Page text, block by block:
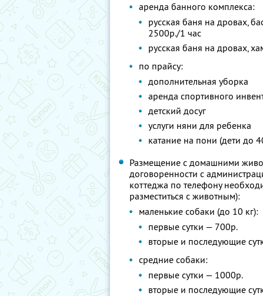
аренда банного комплекса:
русская баня на дровах,
2500р./1 час
русская баня на дровах,
по прайсу:
дополнительная уборка
аренда спортивного
детский досуг
услуги няни для ребенка
катание на пони (дети до
Размещение с домашними
договоренности с
коттеджа по телефону
разместиться с животным):
маленькие собаки (до 10 кг):
первые сутки — 700р.
вторые и последующие
средние собаки:
первые сутки — 1000р.
вторые и последующие